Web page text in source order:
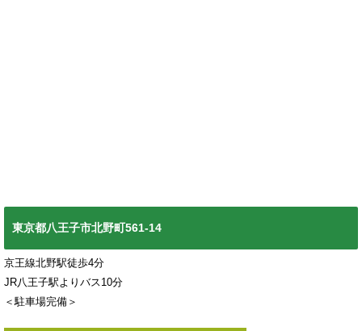
東京都八王子市北野町561-14
京王線北野駅徒歩4分
JR八王子駅よりバス10分
＜駐車場完備＞